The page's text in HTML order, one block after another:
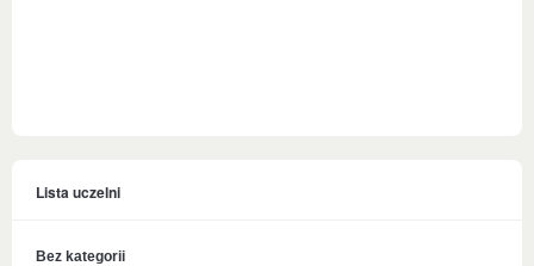
Lista uczelni
Bez kategorii